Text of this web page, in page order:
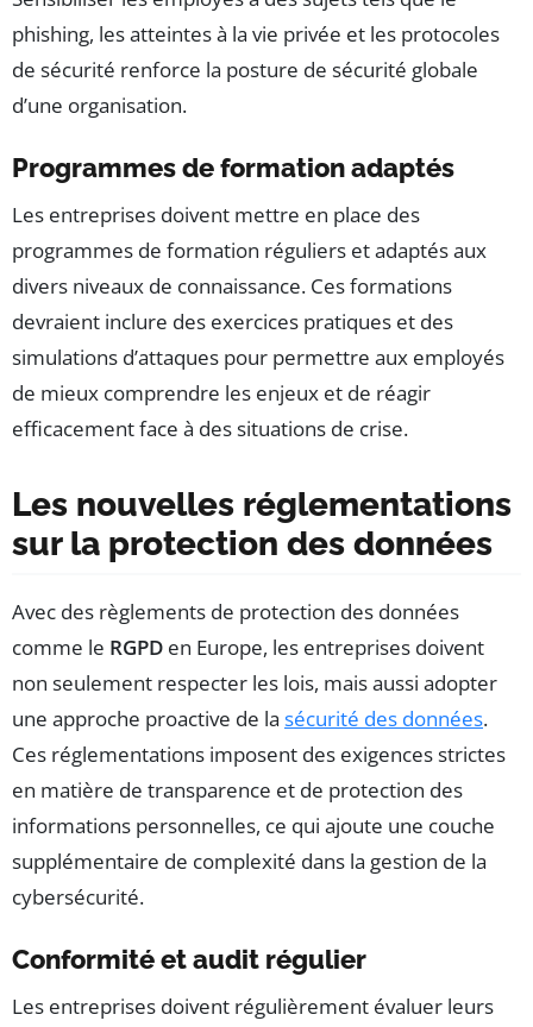
phishing, les atteintes à la vie privée et les protocoles
de sécurité renforce la posture de sécurité globale
d’une organisation.
Programmes de formation adaptés
Les entreprises doivent mettre en place des
programmes de formation réguliers et adaptés aux
divers niveaux de connaissance. Ces formations
devraient inclure des exercices pratiques et des
simulations d’attaques pour permettre aux employés
de mieux comprendre les enjeux et de réagir
efficacement face à des situations de crise.
Les nouvelles réglementations
sur la protection des données
Avec des règlements de protection des données
comme le RGPD en Europe, les entreprises doivent
non seulement respecter les lois, mais aussi adopter
une approche proactive de la sécurité des données.
Ces réglementations imposent des exigences strictes
en matière de transparence et de protection des
informations personnelles, ce qui ajoute une couche
supplémentaire de complexité dans la gestion de la
cybersécurité.
Conformité et audit régulier
Les entreprises doivent régulièrement évaluer leurs